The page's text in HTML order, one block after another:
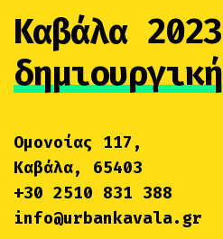
Καβάλα 2023
δημιουργική
Ομονοίας 117,
Καβάλα, 65403
+30 2510 831 388
info@urbankavala.gr